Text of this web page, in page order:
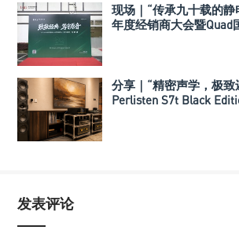
现场｜“传承九十载的静
年度经销商大会暨Quad
分享｜“精密声学，极
Perlisten S7t Black
发表评论